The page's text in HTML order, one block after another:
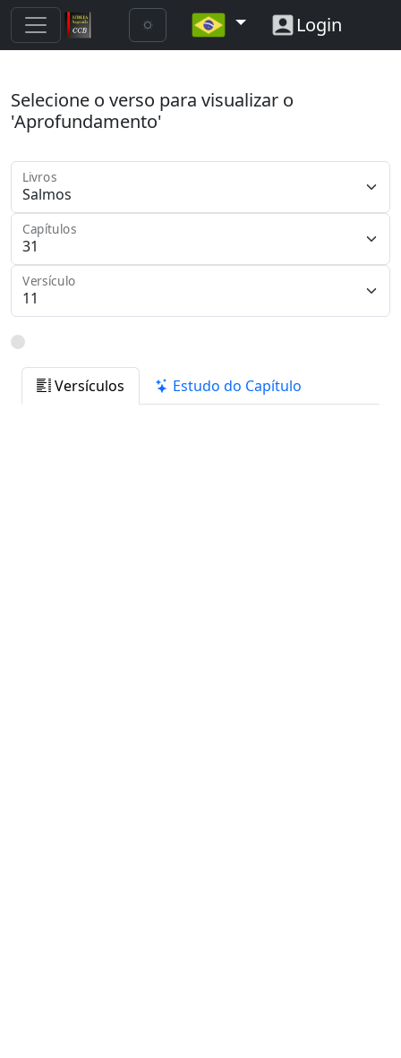
Login
Selecione o verso para visualizar o
'Aprofundamento'
Livros
Capítulos
Versículo
Versículos Estudo do Capítulo